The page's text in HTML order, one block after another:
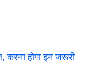
होगा इन जरूरी